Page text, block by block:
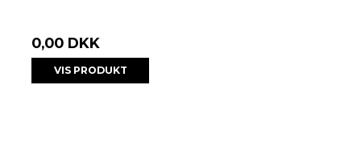
0,00 DKK
VIS PRODUKT